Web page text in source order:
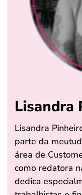
Lisandra
Lisandra
parte da
área de
como redatora
dedica